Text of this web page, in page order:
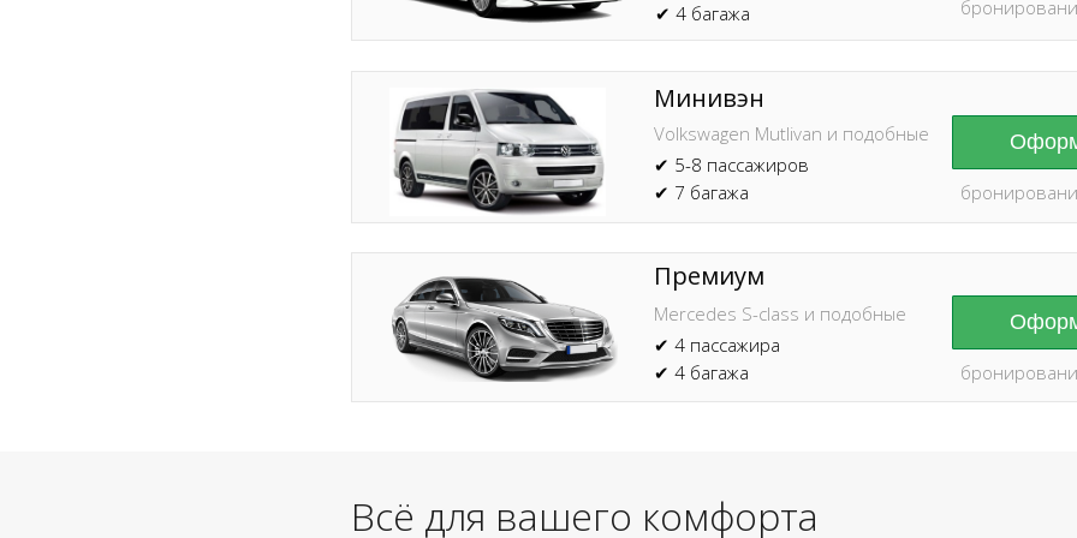
✔ 4 багажа
Минивэн
Volkswagen Mutlivan и подобные
✔ 5-8 пассажиров
✔ 7 багажа
Премиум
Mercedes S-class и подобные
✔ 4 пассажира
✔ 4 багажа
Всё для вашего комфорта